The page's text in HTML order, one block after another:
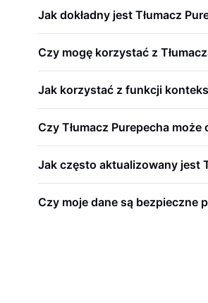
Jak dokładny jest Tłumacz
Czy mogę korzystać z
Jak korzystać z funkcji
Czy Tłumacz Purepecha
Jak często aktualizowany jest
Czy moje dane są bezpieczne